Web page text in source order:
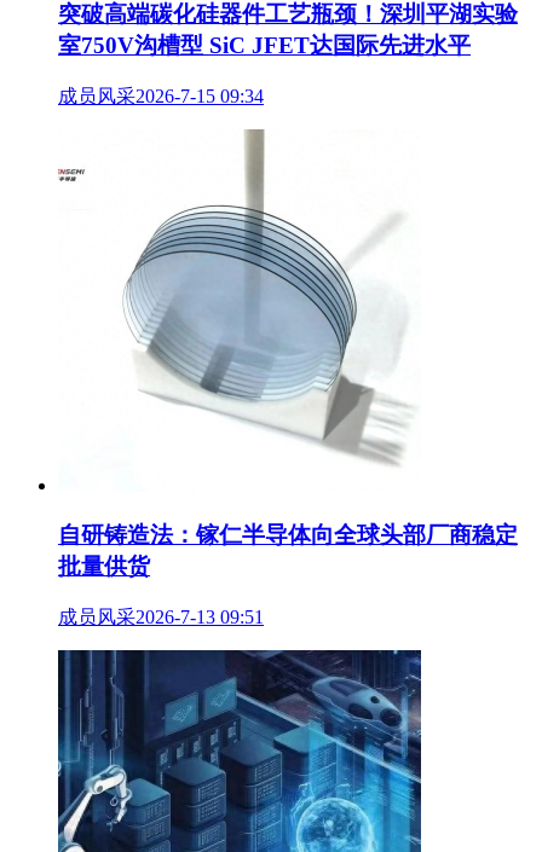
突破高端碳化硅器件工艺瓶颈！深圳平湖实验
室750V沟槽型 SiC JFET达国际先进水平
成员风采2026-7-15 09:34
自研铸造法：镓仁半导体向全球头部厂商稳定
批量供货
成员风采2026-7-13 09:51